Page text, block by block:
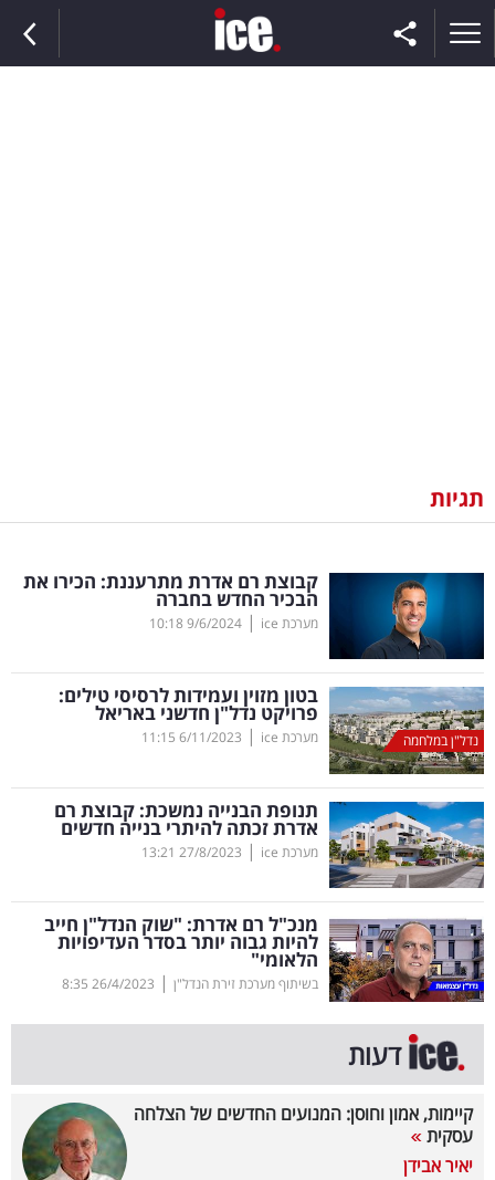
וצרכנות
דיגיטל
וטק
שיווק
ופרסום
משפט
מדדים
ומחקרים
דעות
רכילות
עסקית
קריפטו
ויראלי
טלוויזיה
תגיות
קבוצת רם אדרת מתרעננת: הכירו את
הבכיר החדש בחברה
מערכת ice |
9/6/2024
10:18
נדל"ן במלחמה
בטון מזוין ועמידות לרסיסי טילים:
פרויקט נדל"ן חדשני באריאל
מערכת ice |
6/11/2023
11:15
תנופת הבנייה נמשכת: קבוצת רם
אדרת זכתה להיתרי בנייה חדשים
מערכת ice |
27/8/2023
13:21
מנכ"ל רם אדרת: "שוק הנדל"ן חייב
להיות גבוה יותר בסדר העדיפויות
הלאומי"
בשיתוף מערכת זירת הנדל"ן |
26/4/2023
8:35
דעות
קיימות, אמון וחוסן: המנועים החדשים של הצלחה
עסקית
יאיר אבידן